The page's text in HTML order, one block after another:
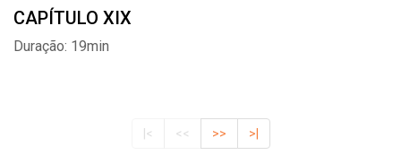
CAPÍTULO XIX
Duração: 19min
|< << >> >|